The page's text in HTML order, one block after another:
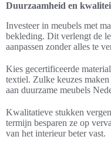
Duurzaamheid en
Investeer in meubels met
bekleding. Dit verlengt de
aanpassen zonder alles te
Kies gecertificeerde
textiel. Zulke keuzes
aan duurzame meubels
Kwalitatieve stukken
termijn besparen ze op
van het interieur beter vast.